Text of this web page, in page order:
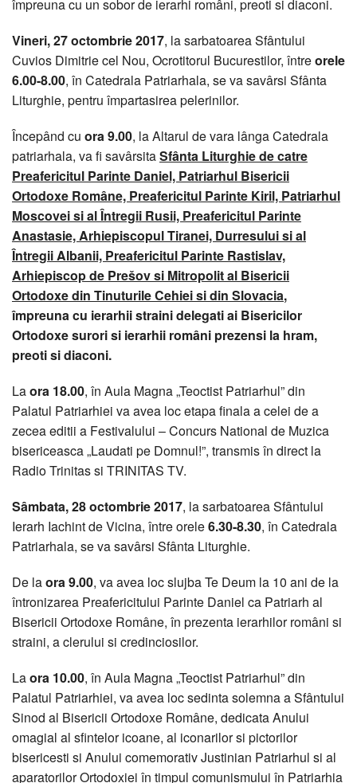
împreuna cu un sobor de ierarhi români, preoti si diaconi.
Vineri, 27 octombrie 2017, la sarbatoarea Sfântului
Cuvios Dimitrie cel Nou, Ocrotitorul Bucurestilor, întreorele
6.00-8.00, în Catedrala Patriarhala, se va savârsi Sfânta
Liturghie, pentru împartasirea pelerinilor.
Începând cu ora 9.00, la Altarul de vara lânga Catedrala
patriarhala, va fi savârsitaSfânta Liturghie de catre
Preafericitul Parinte Daniel, Patriarhul Bisericii
Ortodoxe Române, Preafericitul Parinte Kiril, Patriarhul
Moscovei si al Întregii Rusii, Preafericitul Parinte
Anastasie, Arhiepiscopul Tiranei, Durresului si al
Întregii Albanii, Preafericitul Parinte Rastislav,
Arhiepiscop de Prešov si Mitropolit al Bisericii
Ortodoxe din Tinuturile Cehiei si din Slovacia,
împreuna cu ierarhii straini delegati ai Bisericilor
Ortodoxe surori si ierarhii români prezensi la hram,
preoti si diaconi.
Laora 18.00, în Aula Magna „Teoctist Patriarhul” din
Palatul Patriarhiei va avea loc etapa finala a celei de a
zecea editii a Festivalului – Concurs National de Muzica
bisericeasca „Laudati pe Domnul!”, transmis în direct la
Radio Trinitas si TRINITAS TV.
Sâmbata, 28 octombrie 2017, la sarbatoarea Sfântului
Ierarh Iachint de Vicina, între orele6.30-8.30, în Catedrala
Patriarhala, se va savârsi Sfânta Liturghie.
De laora 9.00, va avea loc slujba Te Deum la 10 ani de la
întronizarea Preafericitului Parinte Daniel ca Patriarh al
Bisericii Ortodoxe Române, în prezenta ierarhilor români si
straini, a clerului si credinciosilor.
Laora 10.00, în Aula Magna „Teoctist Patriarhul” din
Palatul Patriarhiei, va avea loc sedinta solemna a Sfântului
Sinod al Bisericii Ortodoxe Române, dedicata Anului
omagial al sfintelor icoane, al iconarilor si pictorilor
bisericesti si Anului comemorativ Justinian Patriarhul si al
aparatorilor Ortodoxiei în timpul comunismului în Patriarhia